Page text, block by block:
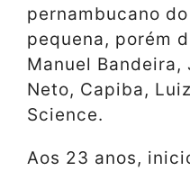
pernambucano
pequena, porém
Manuel
Neto, Capiba,
Science.
Aos 23 anos,